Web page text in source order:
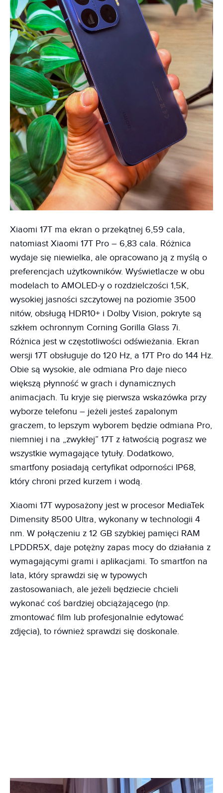
Xiaomi 17T ma ekran o przekątnej 6,59 cala,
natomiast Xiaomi 17T Pro – 6,83 cala. Różnica
wydaje się niewielka, ale opracowano ją z myślą o
preferencjach użytkowników. Wyświetlacze w obu
modelach to AMOLED-y o rozdzielczości 1,5K,
wysokiej jasności szczytowej na poziomie 3500
nitów, obsługą HDR10+ i Dolby Vision, pokryte są
szkłem ochronnym Corning Gorilla Glass 7i.
Różnica jest w częstotliwości odświeżania. Ekran
wersji 17T obsługuje do 120 Hz, a 17T Pro do 144 Hz.
Obie są wysokie, ale odmiana Pro daje nieco
większą płynność w grach i dynamicznych
animacjach. Tu kryje się pierwsza wskazówka przy
wyborze telefonu – jeżeli jesteś zapalonym
graczem, to lepszym wyborem będzie odmiana Pro,
niemniej i na „zwykłej” 17T z łatwością pograsz we
wszystkie wymagające tytuły. Dodatkowo,
smartfony posiadają certyfikat odporności IP68,
który chroni przed kurzem i wodą.
Xiaomi 17T wyposażony jest w procesor MediaTek
Dimensity 8500 Ultra, wykonany w technologii 4
nm. W połączeniu z 12 GB szybkiej pamięci RAM
LPDDR5X, daje potężny zapas mocy do działania z
wymagającymi grami i aplikacjami. To smartfon na
lata, który sprawdzi się w typowych
zastosowaniach, ale jeżeli będziecie chcieli
wykonać coś bardziej obciążającego (np.
zmontować film lub profesjonalnie edytować
zdjęcia), to również sprawdzi się doskonale.